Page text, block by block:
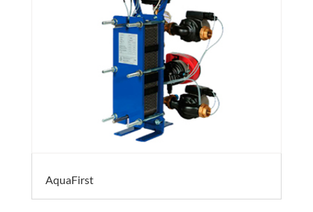
AquaFirst